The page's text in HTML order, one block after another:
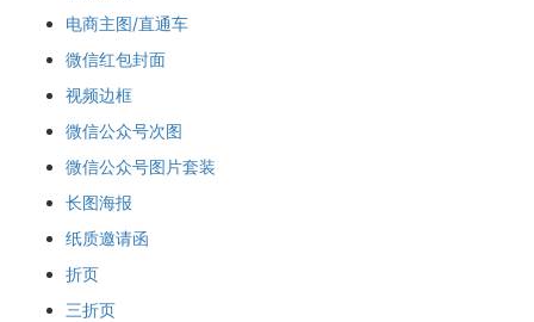
电商主图/直通车
微信红包封面
视频边框
微信公众号次图
微信公众号图片套装
长图海报
纸质邀请函
折页
三折页